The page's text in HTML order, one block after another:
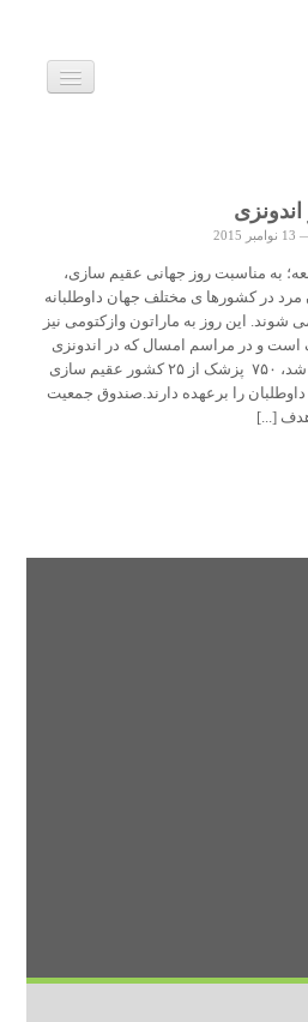
زندگی سالم
و بارداری
ویدئوها
ما
13 نوامبر 2015
به مناسبت روز جهانی عقیم سازی،
مرد در کشورها ی مختلف جهان داوطلبانه
شوند. این روز به ماراتون وازکتومی نیز
است و در مراسم امسال که در اندونزی
برگزار شد، ۷۵۰ پزشک از ۲۵ کشور عقیم سازی
داوطلبان را برعهده دارند.صندوق جمعیت
[...]